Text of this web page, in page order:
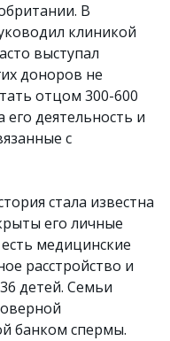
В
клиникой
выступал
доноров не
отцом 300-600
деятельность и
с
стала известна
его личные
медицинские
расстройство и
детей. Семьи
банком спермы.